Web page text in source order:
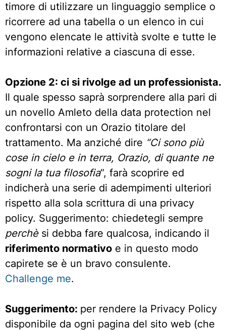
timore di utilizzare un linguaggio semplice o
ricorrere ad una tabella o un elenco in cui
vengono elencate le attività svolte e tutte le
informazioni relative a ciascuna di esse.
Opzione 2: ci si rivolge ad un professionista.
Il quale spesso saprà sorprendere alla pari di
un novello Amleto della data protection nel
confrontarsi con un Orazio titolare del
trattamento. Ma anziché dire “Ci sono più
cose in cielo e in terra, Orazio, di quante ne
sogni la tua filosofia“, farà scoprire ed
indicherà una serie di adempimenti ulteriori
rispetto alla sola scrittura di una privacy
policy. Suggerimento: chiedetegli sempre
perchèsi debba fare qualcosa, indicando il
riferimento normativo e in questo modo
capirete se è un bravo consulente.
Challenge me.
Suggerimento: per rendere la Privacy Policy
disponibile da ogni pagina del sito web (che